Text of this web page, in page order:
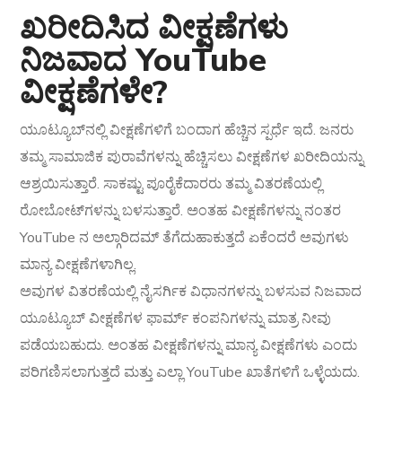
ಖರೀದಿಸಿದ ವೀಕ್ಷಣೆಗಳು
ನಿಜವಾದ YouTube
ವೀಕ್ಷಣೆಗಳೇ?
ಯೂಟ್ಯೂಬ್‌ನಲ್ಲಿ ವೀಕ್ಷಣೆಗಳಿಗೆ ಬಂದಾಗ ಹೆಚ್ಚಿನ ಸ್ಪರ್ಧೆ ಇದೆ. ಜನರು
ತಮ್ಮ ಸಾಮಾಜಿಕ ಪುರಾವೆಗಳನ್ನು ಹೆಚ್ಚಿಸಲು ವೀಕ್ಷಣೆಗಳ ಖರೀದಿಯನ್ನು
ಆಶ್ರಯಿಸುತ್ತಾರೆ. ಸಾಕಷ್ಟು ಪೂರೈಕೆದಾರರು ತಮ್ಮ ವಿತರಣೆಯಲ್ಲಿ
ರೋಬೋಟ್‌ಗಳನ್ನು ಬಳಸುತ್ತಾರೆ. ಅಂತಹ ವೀಕ್ಷಣೆಗಳನ್ನು ನಂತರ
YouTube ನ ಅಲ್ಗಾರಿದಮ್ ತೆಗೆದುಹಾಕುತ್ತದೆ ಏಕೆಂದರೆ ಅವುಗಳು
ಮಾನ್ಯ ವೀಕ್ಷಣೆಗಳಾಗಿಲ್ಲ.
ಅವುಗಳ ವಿತರಣೆಯಲ್ಲಿ ನೈಸರ್ಗಿಕ ವಿಧಾನಗಳನ್ನು ಬಳಸುವ ನಿಜವಾದ
ಯೂಟ್ಯೂಬ್ ವೀಕ್ಷಣೆಗಳ ಫಾರ್ಮ್ ಕಂಪನಿಗಳನ್ನು ಮಾತ್ರ ನೀವು
ಪಡೆಯಬಹುದು. ಅಂತಹ ವೀಕ್ಷಣೆಗಳನ್ನು ಮಾನ್ಯ ವೀಕ್ಷಣೆಗಳು ಎಂದು
ಪರಿಗಣಿಸಲಾಗುತ್ತದೆ ಮತ್ತು ಎಲ್ಲಾ YouTube ಖಾತೆಗಳಿಗೆ ಒಳ್ಳೆಯದು.